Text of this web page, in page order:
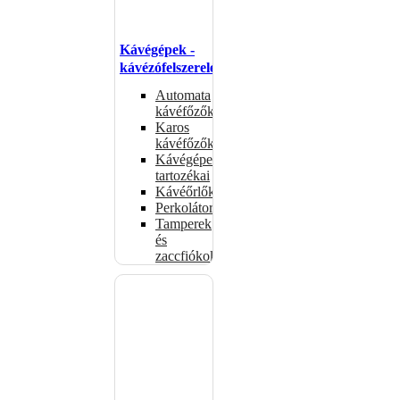
Kávégépek -
kávézófelszerelés
Automata
kávéfőzők
Karos
kávéfőzők
Kávégépek
tartozékai
Kávéőrlők
Perkolátorok
Tamperek
és
zaccfiókok